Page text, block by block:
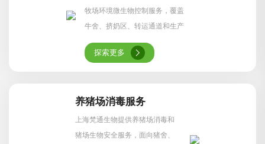
牧场环境微生物控制服务，覆盖
牛舍、挤奶区、转运通道和生产
辅助空间，帮助提升畜牧养殖生
物安全水平。
探索更多
养猪场消毒服务
上海梵通生物提供养猪场消毒和
猪场生物安全服务，面向猪舍、